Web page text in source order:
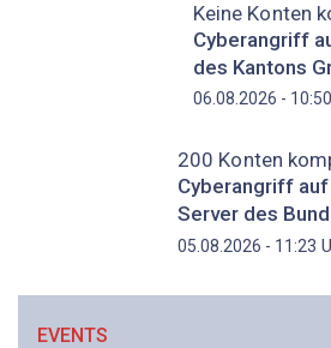
Keine Konten
Cyberangriff
des Kantons
06.08.2026 - 10:50
200 Konten
Cyberangriff
Server des
05.08.2026 - 11:23
EVENTS